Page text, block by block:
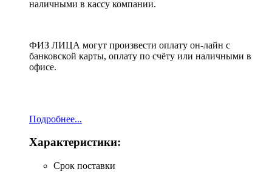
наличными в кассу компании.
ФИЗ ЛИЦА могут произвести оплату он-лайн с
банковской карты, оплату по счёту или наличными в
офисе.
Подробнее...
Характеристики:
Срок поставки